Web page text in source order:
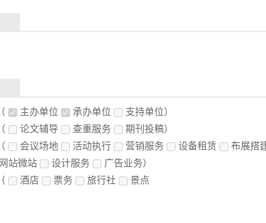
（ 主办单位 承办单位
支持单位）
（ 论文辅导 查重服务
期刊投稿）
（ 会议场地 活动执行 营销服务 设备租赁 布展搭
网站微站 设计服务
广告业务）
（ 酒店 票务 旅行社
景点